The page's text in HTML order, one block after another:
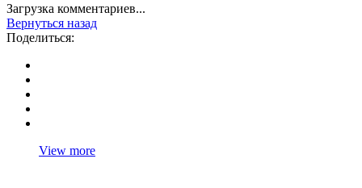
Загрузка комментариев...
Вернуться назад
Поделиться:
View more